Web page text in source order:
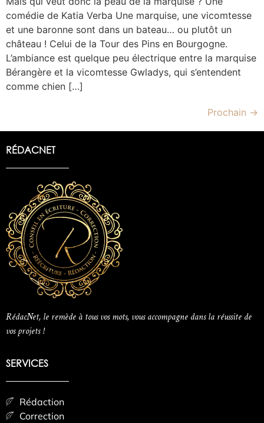
comédie de Katia Verba Une marquise, une vicomtesse
et une baronne sont dans un bateau… ou plutôt un
château ! Celui de la Tour des Pins en Bourgogne.
L’ambiance est quelque peu électrique entre la marquise
Bérangère et la vicomtesse Gwladys, qui s’entendent
comme chien […]
Prochain →
RÉDACNET
RédacNet, le remède à tous vos mots, vous accompagne dans la réussite de
vos projets !
SERVICES
Rédaction
Correction